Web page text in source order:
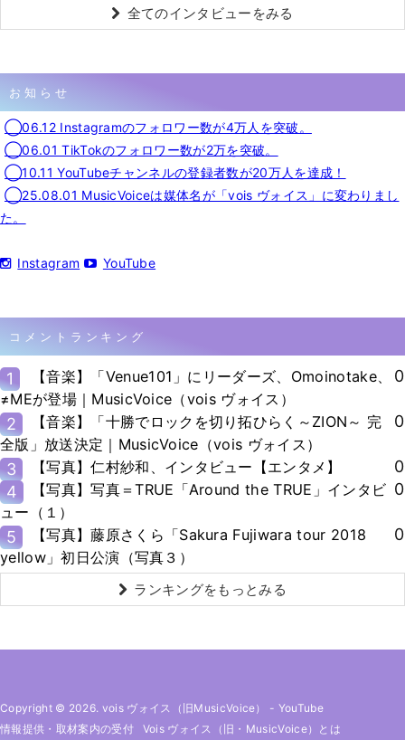
全てのインタビューをみる
お知らせ
◯06.12 Instagramのフォロワー数が4万人を突破。
◯06.01 TikTokのフォロワー数が2万を突破。
◯10.11 YouTubeチャンネルの登録者数が20万人を達成！
◯25.08.01 MusicVoiceは媒体名が「vois ヴォイス」に変わりまし
た。
Instagram YouTube
コメントランキング
1
【音楽】「Venue101」にリーダーズ、Omoinotake、
≠MEが登場｜MusicVoice（vois ヴォイス）
0
2
【音楽】「十勝でロックを切り拓ひらく～ZION～ 完
全版」放送決定｜MusicVoice（vois ヴォイス）
0
3 【写真】仁村紗和、インタビュー【エンタメ】
0
4
【写真】写真＝TRUE「Around the TRUE」インタビ
ュー（１）
0
5
【写真】藤原さくら「Sakura Fujiwara tour 2018
yellow」初日公演（写真３）
0
ランキングをもっとみる
Copyright © 2026. vois ヴォイス（旧MusicVoice） - YouTube
情報提供・取材案内の受付
Vois ヴォイス（旧・MusicVoice）とは